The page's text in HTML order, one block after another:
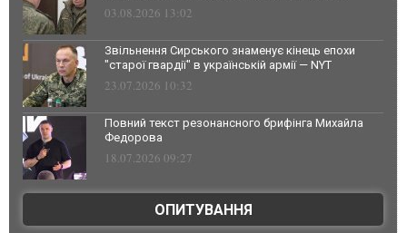
03.08.2026 13:02
Звільнення Сирського знаменує кінець епохи
"старої гвардії" в українській армії — NYT
23.07.2026 10:32
Повний текст резонансного брифінга Михайла
Федорова
18.07.2026 09:27
ОПИТУВАННЯ